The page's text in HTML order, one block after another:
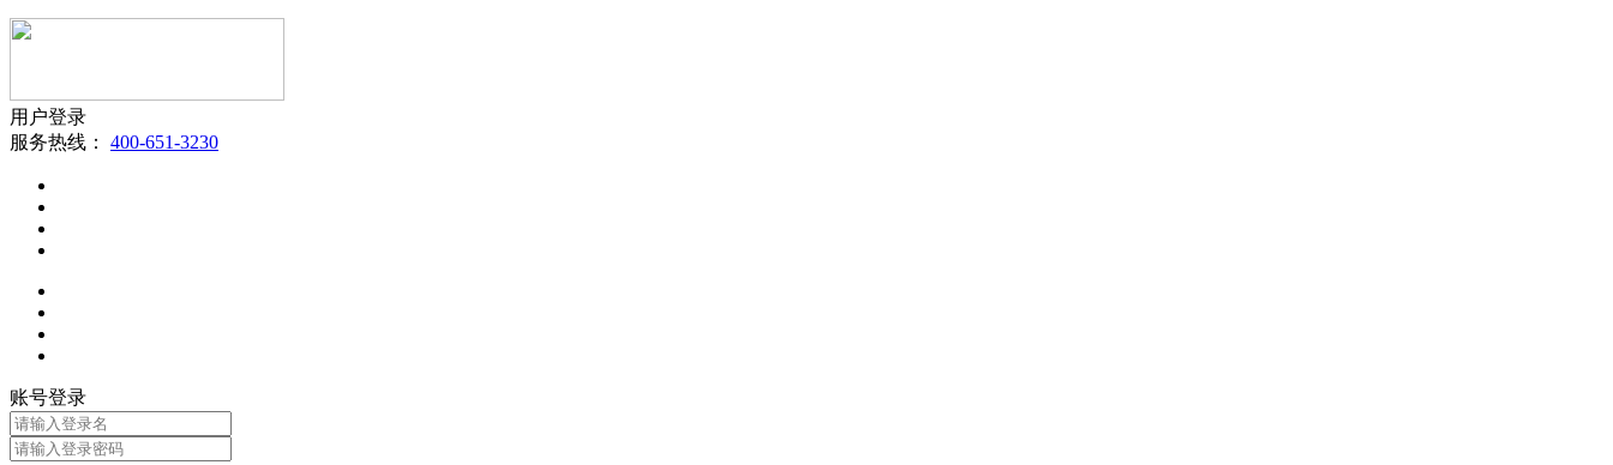
用户登录
服务热线： 400-651-3230
账号登录